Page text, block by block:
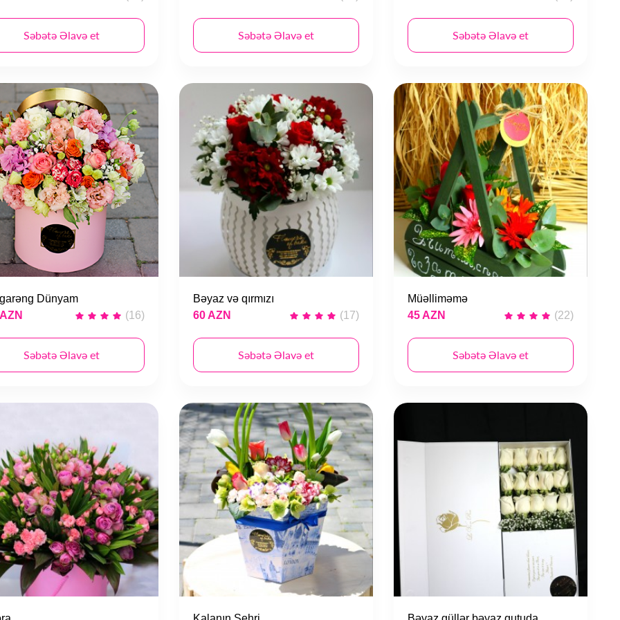
Səbətə Əlavə et Səbətə Əlavə et Səbətə Əlavə et
Dünyam
(16)
Səbətə Əlavə et
Bəyaz və qırmızı
60 AZN
(17)
Səbətə Əlavə et
Müəlliməmə
45 AZN
(22)
Səbətə Əlavə et